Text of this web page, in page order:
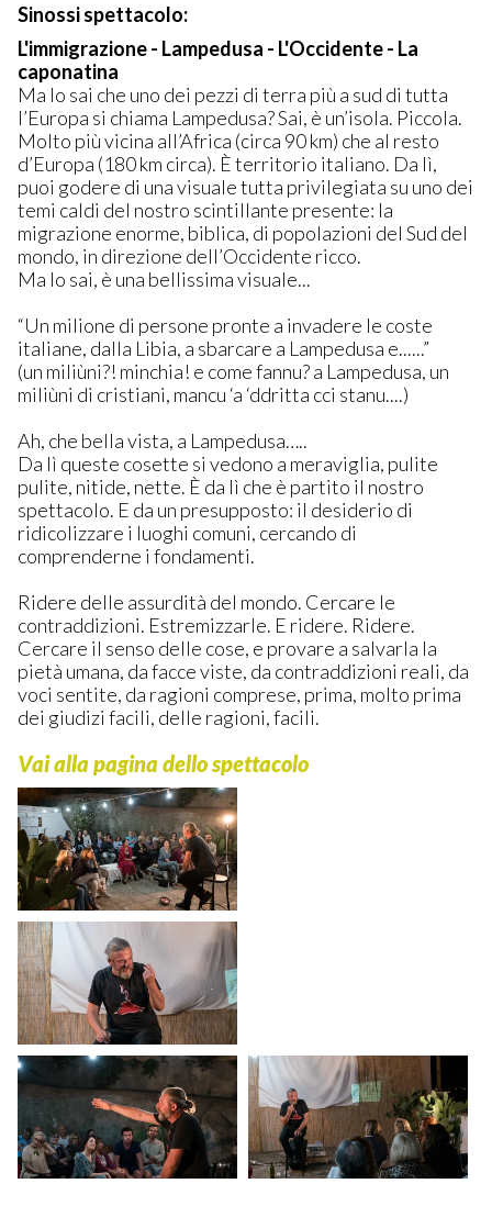
Sinossi spettacolo:
L'immigrazione - Lampedusa - L'Occidente - La
caponatina
Ma lo sai che uno dei pezzi di terra più a sud di tutta
l’Europa si chiama Lampedusa? Sai, è un’isola. Piccola.
Molto più vicina all’Africa (circa 90 km) che al resto
d’Europa (180 km circa). È territorio italiano. Da lì,
puoi godere di una visuale tutta privilegiata su uno dei
temi caldi del nostro scintillante presente: la
migrazione enorme, biblica, di popolazioni del Sud del
mondo, in direzione dell’Occidente ricco.
Ma lo sai, è una bellissima visuale...
“Un milione di persone pronte a invadere le coste
italiane, dalla Libia, a sbarcare a Lampedusa e......”
(un miliùni?! minchia! e come fannu? a Lampedusa, un
miliùni di cristiani, mancu ‘a ‘ddritta cci stanu....)
Ah, che bella vista, a Lampedusa…..
Da lì queste cosette si vedono a meraviglia, pulite
pulite, nitide, nette. È da lì che è partito il nostro
spettacolo. E da un presupposto: il desiderio di
ridicolizzare i luoghi comuni, cercando di
comprenderne i fondamenti.
Ridere delle assurdità del mondo. Cercare le
contraddizioni. Estremizzarle. E ridere. Ridere.
Cercare il senso delle cose, e provare a salvarla la
pietà umana, da facce viste, da contraddizioni reali, da
voci sentite, da ragioni comprese, prima, molto prima
dei giudizi facili, delle ragioni, facili.
Vai alla pagina dello spettacolo